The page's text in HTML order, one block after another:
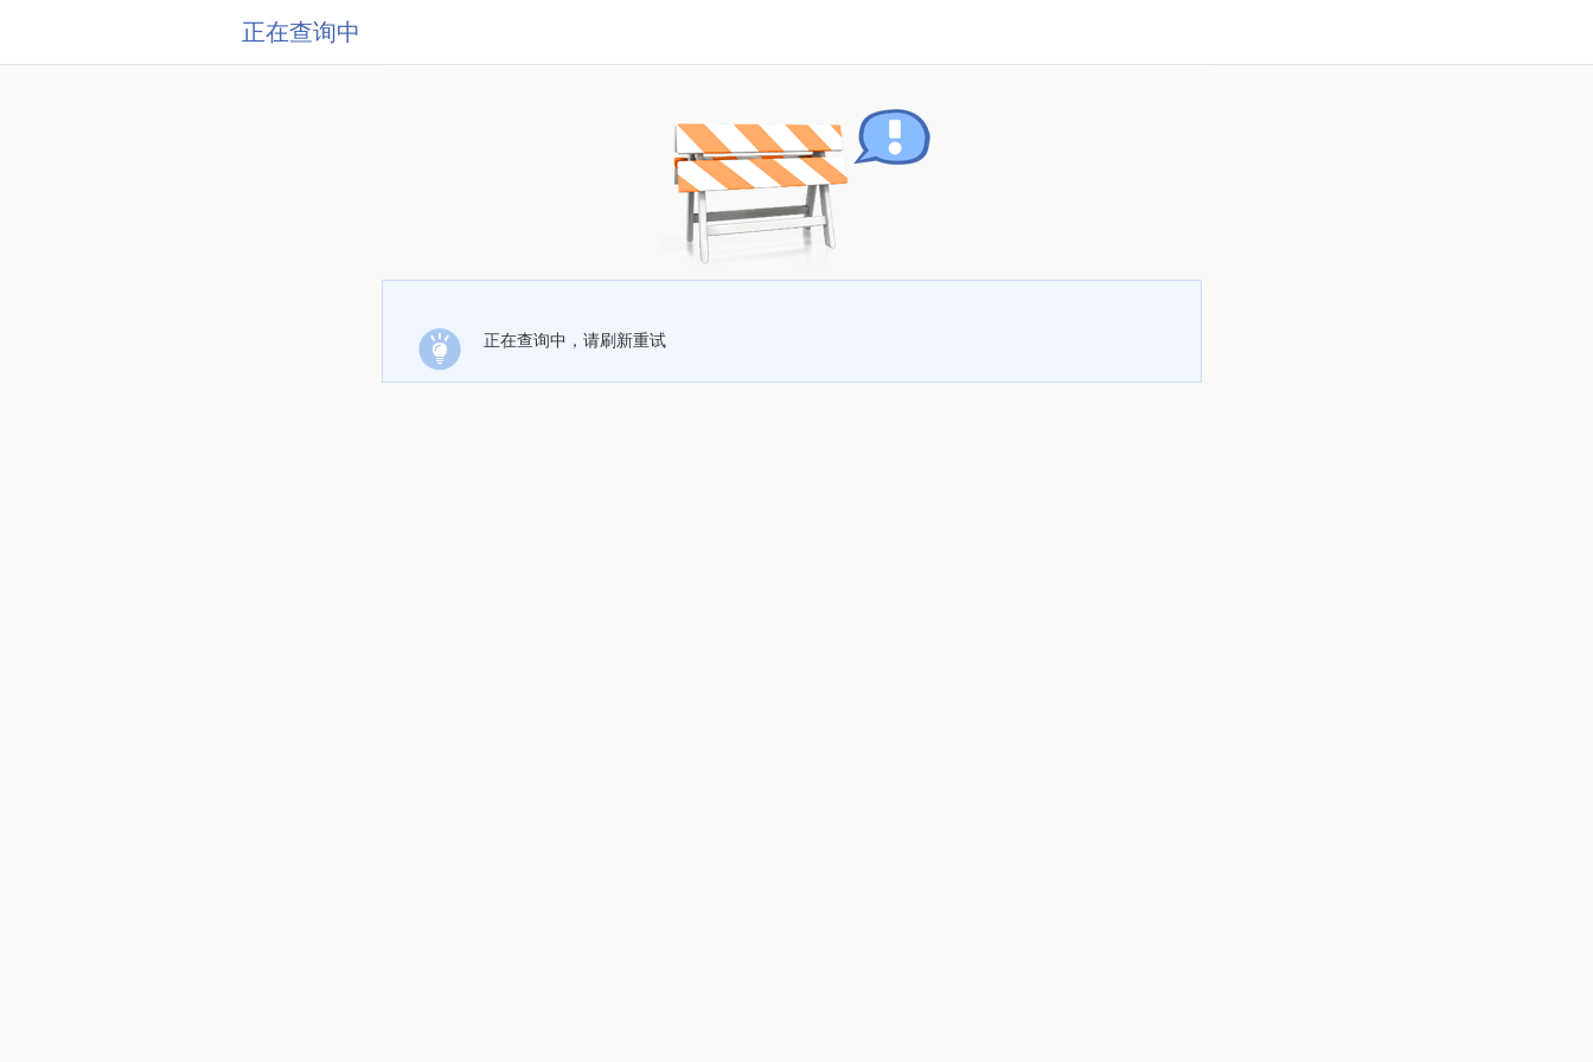
正在查询中
正在查询中，请刷新重试